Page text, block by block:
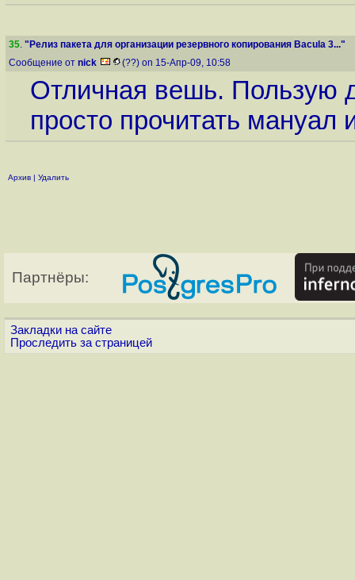
35. "Релиз пакета для организации резервного копирования Bacula 3..."
Сообщение от nick (??) on 15-Апр-09, 10:58
Отличная вешь. Пользую
просто прочитать мануал
Архив | Удалить
Партнёры:
Закладки на сайте
Проследить за страницей